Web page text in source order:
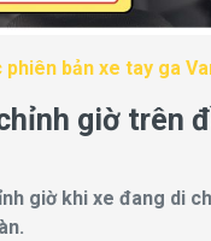
phiên bản xe tay ga
giờ trên
giờ khi xe đang di